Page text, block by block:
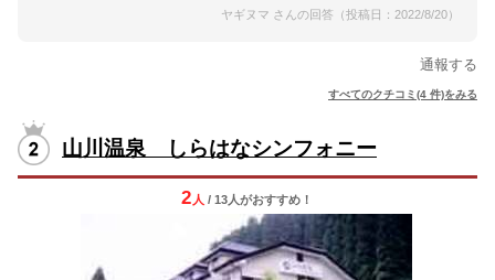
ヤギヌマ さんの回答（投稿日：2022/8/20）
通報する
すべてのクチコミ(4 件)をみる
山川温泉 しらはなシンフォニー
2 人 / 13人がおすすめ！